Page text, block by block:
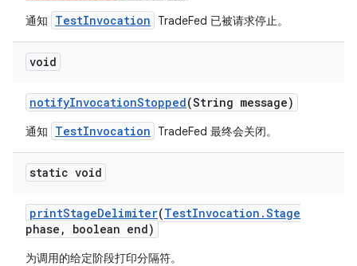
通知 TestInvocation TradeFed 已被请求停止。
void
notifyInvocationStopped(String message)
通知 TestInvocation TradeFed 最终会关闭。
static void
printStageDelimiter(TestInvocation .Stage
phase , boolean end)
为调用的给定阶段打印分隔符。